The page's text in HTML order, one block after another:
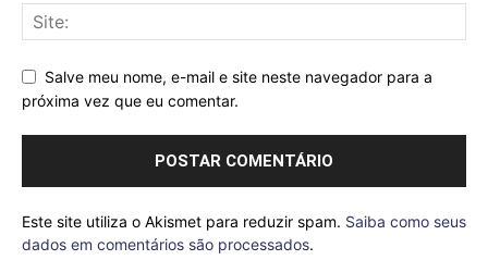
Salve meu nome, e-mail e site neste navegador para a
próxima vez que eu comentar.
Este site utiliza o Akismet para reduzir spam. Saiba como seus
dados em comentários são processados.